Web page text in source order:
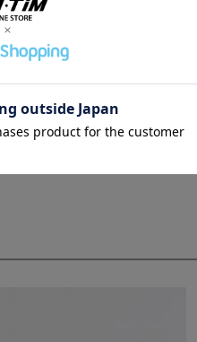
ことなる場合がございます｡